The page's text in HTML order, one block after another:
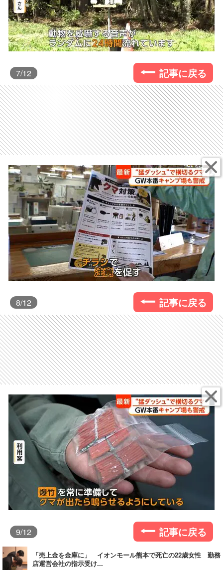
7/12 記事に戻る
8/12 記事に戻る
9/12 記事に戻る
「売上金を金庫に」 イオンモール熊本で死亡の22歳女性 勤務
店運営会社の指示受け...